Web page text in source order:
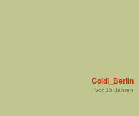
Goldi_Berlin
vor 15 Jahren